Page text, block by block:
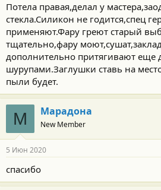
Потела правая,делал у
стекла.Силикон не годится,спец
применяют.Фару греют старый
тщательно,фару
дополнительно притягивают еще
шурупами.Заглушки ставь на
пыли будет.
М Марадона
New Member
5 Июн 2020
спасибо